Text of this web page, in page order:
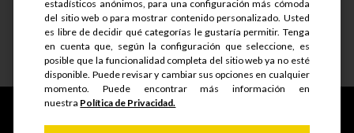
S/.40.72
Ver detalle
estadísticos anónimos, para una configuración más cómoda
del sitio web o para mostrar contenido personalizado. Usted
es libre de decidir qué categorías le gustaría permitir. Tenga
en cuenta que, según la configuración que seleccione, es
posible que la funcionalidad completa del sitio web ya no esté
disponible. Puede revisar y cambiar sus opciones en cualquier
momento. Puede encontrar más información en
nuestra Política de Privacidad.